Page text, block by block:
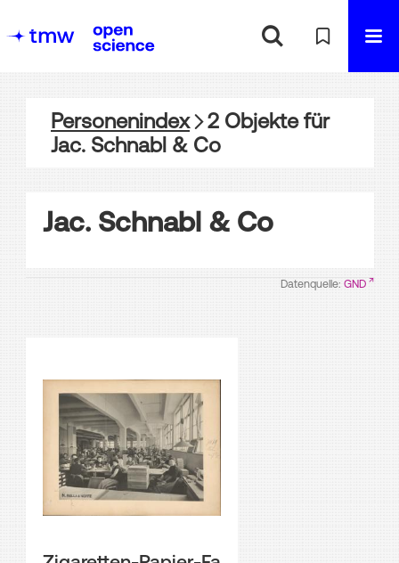
Personenindex 2 Objektefür
Jac. Schnabl & Co
Jac. Schnabl & Co
Datenquelle: GND